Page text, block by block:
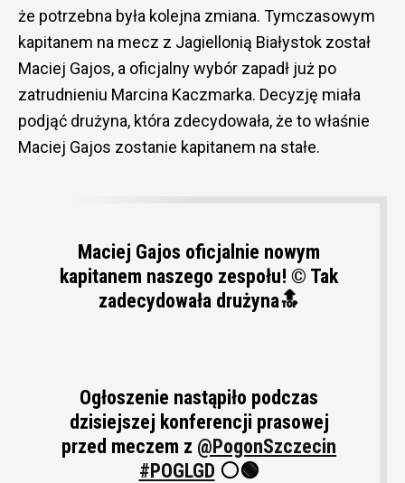
że potrzebna była kolejna zmiana. Tymczasowym
kapitanem na mecz z Jagiellonią Białystok został
Maciej Gajos, a oficjalny wybór zapadł już po
zatrudnieniu Marcina Kaczmarka. Decyzję miała
podjąć drużyna, która zdecydowała, że to właśnie
Maciej Gajos zostanie kapitanem na stałe.
Maciej Gajos oficjalnie nowym
kapitanem naszego zespołu! © Tak
zadecydowała drużyna🔝
Ogłoszenie nastąpiło podczas
dzisiejszej konferencji prasowej
przed meczem z @PogonSzczecin
#POGLGD ⚪🟢